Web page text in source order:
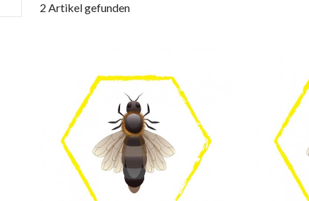
2 Artikel gefunden